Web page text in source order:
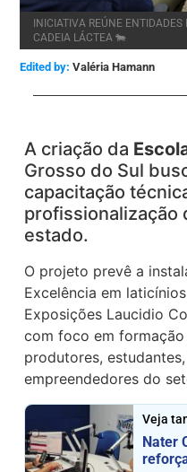
INICIATIVA REÚNE
CADEIA LÁCTEA 🐄
Edited by: Valéria Hamann
A criação da
Grosso do Sul
capacitação
profissionalização
estado.
O projeto prevê a
Excelência em
Exposições Laucidio
com foco em
produtores,
empreendedores do
Veja
Nater